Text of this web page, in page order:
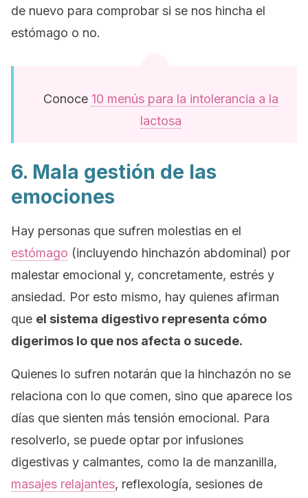
de nuevo para comprobar si se nos hincha el
estómago o no.
Conoce 10 menús para la intolerancia a la
lactosa
6. Mala gestión de las
emociones
Hay personas que sufren molestias en el
estómago (incluyendo hinchazón abdominal) por
malestar emocional y, concretamente, estrés y
ansiedad. Por esto mismo, hay quienes afirman
que el sistema digestivo representa cómo
digerimos lo que nos afecta o sucede.
Quienes lo sufren notarán que la hinchazón no se
relaciona con lo que comen, sino que aparece los
días que sienten más tensión emocional. Para
resolverlo, se puede optar por infusiones
digestivas y calmantes, como la de manzanilla,
masajes relajantes, reflexología, sesiones de